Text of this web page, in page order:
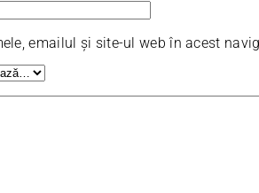
emailul și site-ul web în acest